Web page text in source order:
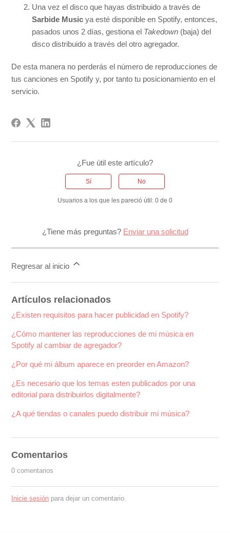
Una vez el disco que hayas distribuido a través de
Sarbide Music ya esté disponible en Spotify, entonces,
pasados unos 2 días, gestiona el Takedown (baja) del
disco distribuido a través del otro agregador.
De esta manera no perderás el número de reproducciones de
tus canciones en Spotify y, por tanto tu posicionamiento en el
servicio.
¿Fue útil este artículo?
Sí No
Usuarios a los que les pareció útil: 0 de 0
¿Tiene más preguntas? Enviar una solicitud
Regresar al inicio
Artículos relacionados
¿Existen requisitos para hacer publicidad en Spotify?
¿Cómo mantener las reproducciones de mi música en
Spotify al cambiar de agregador?
¿Por qué mi álbum aparece en preorder en Amazon?
¿Es necesario que los temas esten publicados por una
editorial para distribuirlos digitalmente?
¿A qué tiendas o canales puedo distribuir mi música?
Comentarios
0 comentarios
Inicie sesión para dejar un comentario.